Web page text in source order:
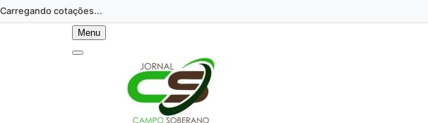
Skip
to
Carregando cotações...
Menu